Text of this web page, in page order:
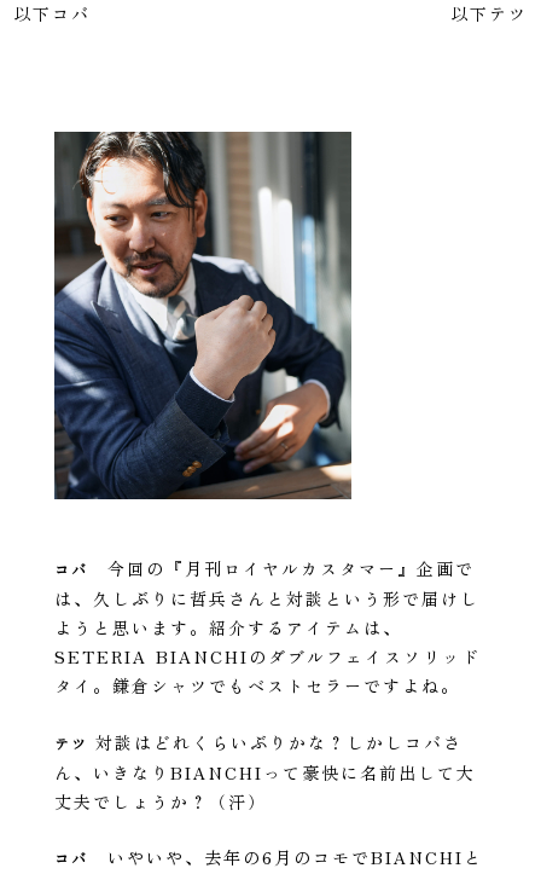
以下コバ
以下テツ
コバ
今回の『月刊ロイヤルカスタマー』企画で
は、久しぶりに哲兵さんと対談という形で届けし
ようと思います。紹介するアイテムは、
SETERIA BIANCHIのダブルフェイスソリッド
タイ。鎌倉シャツでもベストセラーですよね。
テツ 対談はどれくらいぶりかな？しかしコバさ
ん、いきなりBIANCHIって豪快に名前出して大
丈夫でしょうか？（汗）
コバ
いやいや、去年の6月のコモでBIANCHIと